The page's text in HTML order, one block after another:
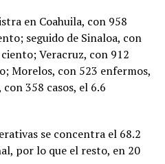
en Coahuila, con 958
seguido de Sinaloa, con
Veracruz, con 912
Morelos, con 523 enfermos,
358 casos, el 6.6
se concentra el 68.2
por lo que el resto, en 20